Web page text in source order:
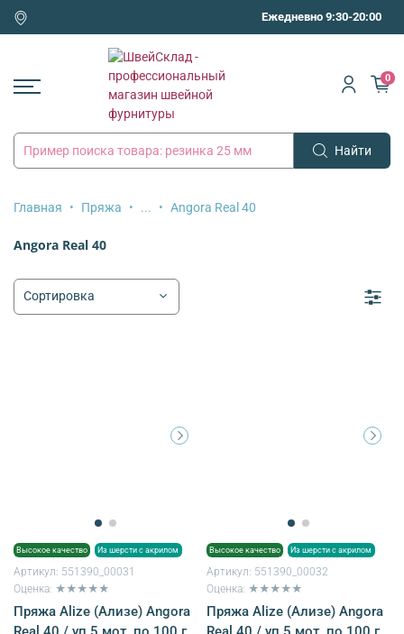
Ежедневно 9:30-20:00
Найти
0
Главная Пряжа ... Angora Real 40
Angora Real 40
Высокое качество Из шерсти с акрилом
Артикул: 551390_00031
Оценка: ★★★★★
Пряжа Alize (Ализе) Angora
Высокое качество Из шерсти с акрилом
Артикул: 551390_00032
Оценка: ★★★★★
Пряжа Alize (Ализе) Angora